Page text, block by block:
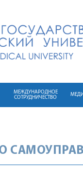
МЕЖДУНАРОДНОЕ
СОТРУДНИЧЕСТВО